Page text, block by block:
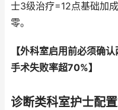
士3级治疗=12点基础加
零。
【外科室启用前必须确
手术失败率超70%】
诊断类科室护士配